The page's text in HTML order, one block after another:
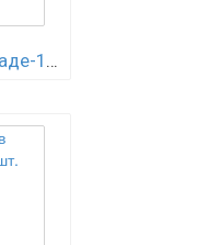
Финики в шоколаде-16 шт.